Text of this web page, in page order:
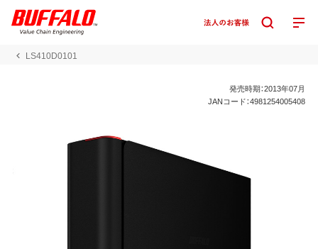
LS410D0101
発売時期：2013年07月
JANコード：4981254005408